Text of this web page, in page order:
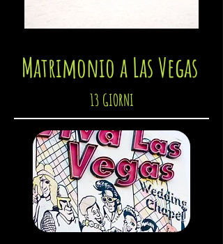
Matrimonio a Las Vegas
13 GIORNI